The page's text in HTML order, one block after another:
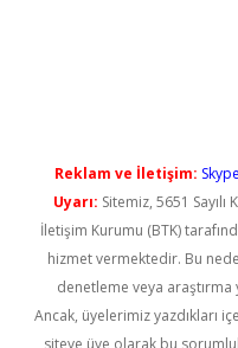
Reklam ve İletişim:
Uyarı: Sitemiz, 5651
İletişim Kurumu (BTK)
hizmet vermektedir. Bu
denetleme veya
Ancak, üyelerimiz yazdıkları
siteye üye olarak bu